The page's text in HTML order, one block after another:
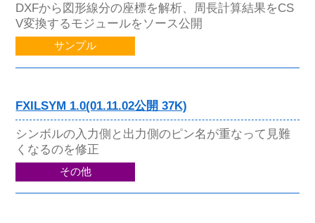
DXFから図形線分の座標を解析、周長計算結果をCS
V変換するモジュールをソース公開
サンプル
FXILSYM 1.0(01.11.02公開 37K)
シンボルの入力側と出力側のピン名が重なって見難
くなるのを修正
その他